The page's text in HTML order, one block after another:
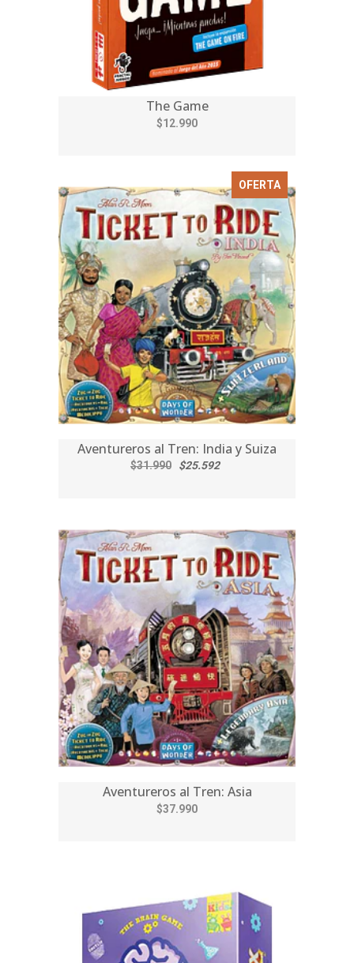
The Game
$12.990
OFERTA
Aventureros al Tren: India y Suiza
$31.990 $25.592
Aventureros al Tren: Asia
$37.990